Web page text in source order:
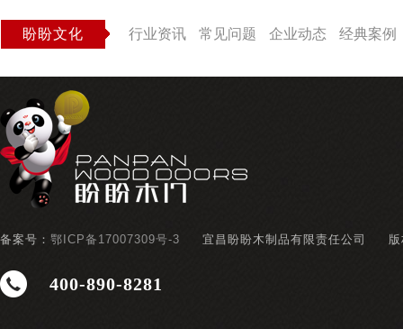
盼盼文化 行业资讯 常见问题 企业动态 经典案例
备案号： 鄂ICP备17007309号-3 宜昌盼盼木制品有限责任公司
400-890-8281